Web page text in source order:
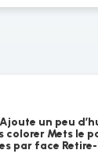
un peu
colorer Mets le
par face